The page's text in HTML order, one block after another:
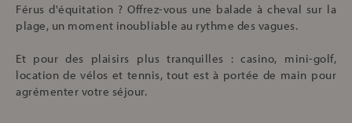
Férus d'équitation ? Offrez-vous une balade à cheval sur la
plage, un moment inoubliable au rythme des vagues.
Et pour des plaisirs plus tranquilles : casino, mini-golf,
location de vélos et tennis, tout est à portée de main pour
agrémenter votre séjour.